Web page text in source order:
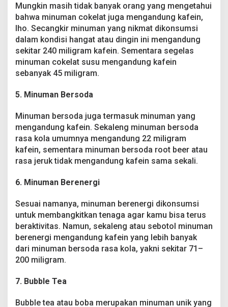
Mungkin masih tidak banyak orang yang mengetahui
bahwa minuman cokelat juga mengandung kafein,
lho. Secangkir minuman yang nikmat dikonsumsi
dalam kondisi hangat atau dingin ini mengandung
sekitar 240 miligram kafein. Sementara segelas
minuman cokelat susu mengandung kafein
sebanyak 45 miligram.
5. Minuman Bersoda
Minuman bersoda juga termasuk minuman yang
mengandung kafein. Sekaleng minuman bersoda
rasa kola umumnya mengandung 22 miligram
kafein, sementara minuman bersoda root beer atau
rasa jeruk tidak mengandung kafein sama sekali.
6. Minuman Berenergi
Sesuai namanya, minuman berenergi dikonsumsi
untuk membangkitkan tenaga agar kamu bisa terus
beraktivitas. Namun, sekaleng atau sebotol minuman
berenergi mengandung kafein yang lebih banyak
dari minuman bersoda rasa kola, yakni sekitar 71–
200 miligram.
7. Bubble Tea
Bubble tea atau boba merupakan minuman unik yang